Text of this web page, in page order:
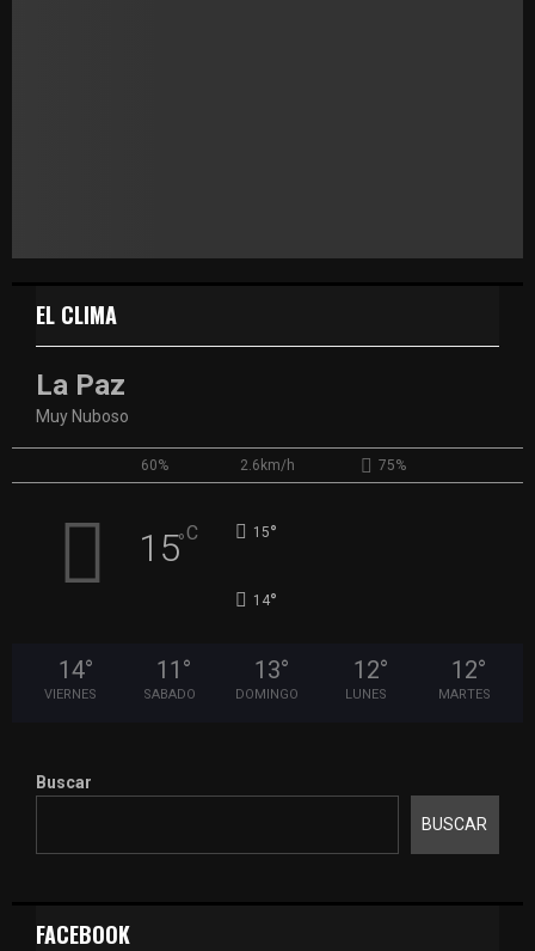
EL CLIMA
La Paz
Muy Nuboso
60% 2.6km/h 75%
15°C 15°
14°
14°
VIERNES
11 °
SABADO
13°
DOMINGO
12°
LUNES
12°
MARTES
Buscar
BUSCAR
FACEBOOK